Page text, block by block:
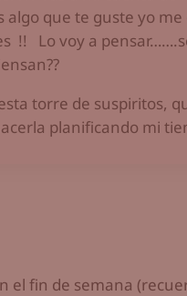
que te guste yo me
!! Lo voy a
torre de suspiritos,
planificando mi
el fin de semana